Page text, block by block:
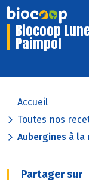
Biocoop
Paimpol
Accueil
Toutes nos
Aubergines à la
Partager sur